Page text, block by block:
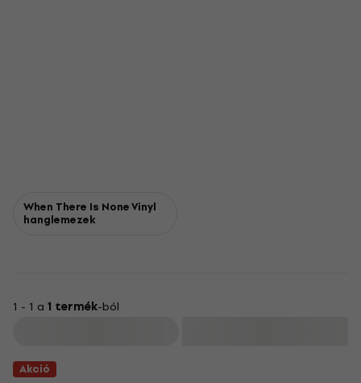
When There Is None Vinyl
hanglemezek
1 - 1 a 1 termék-ból
Akció